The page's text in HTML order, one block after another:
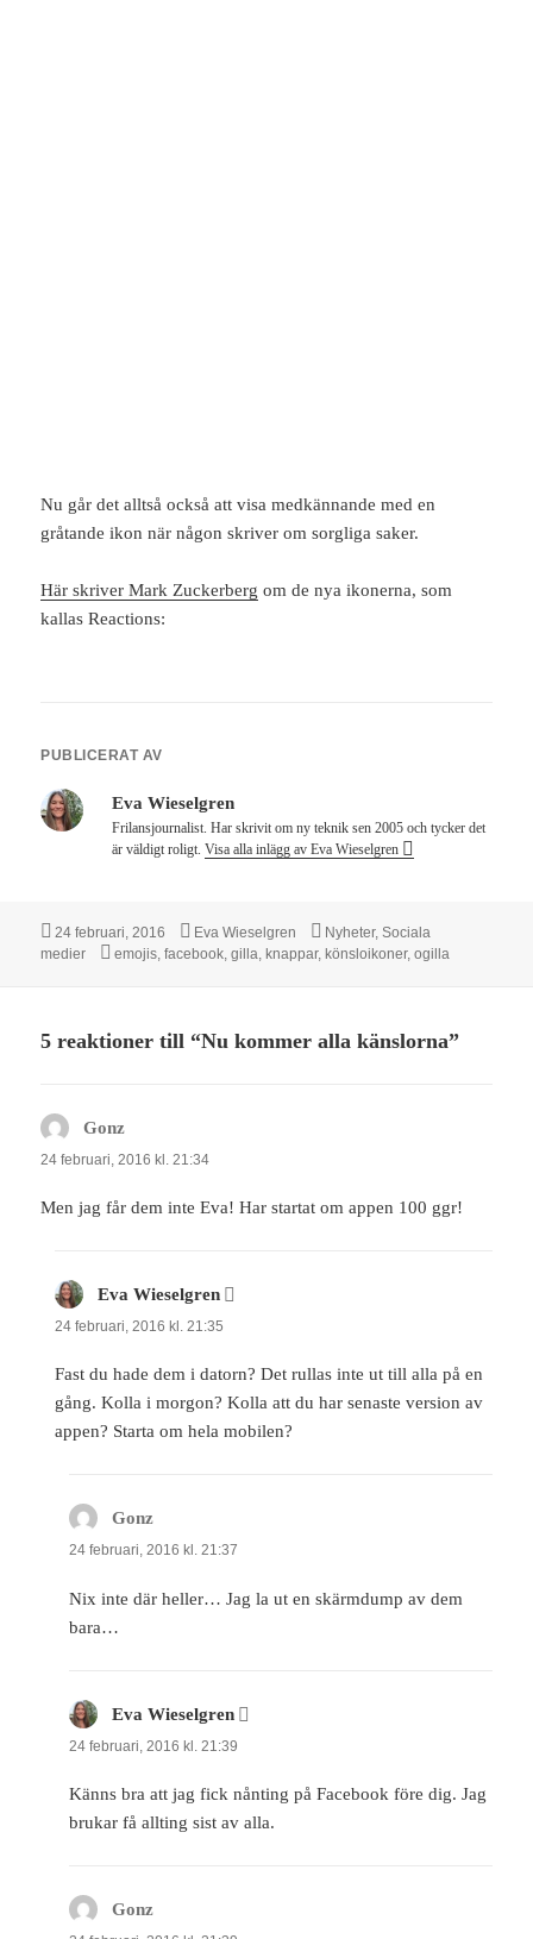
Nu går det alltså också att visa medkännande med en
gråtande ikon när någon skriver om sorgliga saker.
Här skriver Mark Zuckerberg om de nya ikonerna, som
kallas Reactions:
PUBLICERAT AV
Eva Wieselgren
Frilansjournalist. Har skrivit om ny teknik sen 2005 och tycker det
är väldigt roligt.Visa alla inlägg av Eva Wieselgren
Postat
24 februari, 2016 Författare
Eva Wieselgren Kategorier
Nyheter,Sociala
medier
Taggar
emojis,facebook,gilla, knappar, könsloikoner,ogilla
5 reaktioner till “Nu kommer alla känslorna”
Gonz
24 februari, 2016 kl. 21:34
Men jag får dem inte Eva! Har startat om appen 100 ggr!
Eva Wieselgren
24 februari, 2016 kl. 21:35
Fast du hade dem i datorn? Det rullas inte ut till alla på en
gång. Kolla i morgon? Kolla att du har senaste version av
appen? Starta om hela mobilen?
Gonz
24 februari, 2016 kl. 21:37
Nix inte där heller… Jag la ut en skärmdump av dem
bara…
Eva Wieselgren
24 februari, 2016 kl. 21:39
Känns bra att jag fick nånting på Facebook före dig. Jag
brukar få allting sist av alla.
Gonz